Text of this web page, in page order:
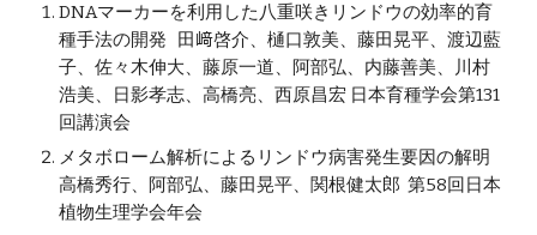
DNAマーカーを利用した八重咲きリンドウの効率的育
種手法の開発 田﨑啓介、樋口敦美、藤田晃平、渡辺藍
子、佐々木伸大、藤原一道、阿部弘、内藤善美、川村
浩美、日影孝志、高橋亮、西原昌宏 日本育種学会第131
回講演会
メタボローム解析によるリンドウ病害発生要因の解明
高橋秀行、阿部弘、藤田晃平、関根健太郎 第58回日本
植物生理学会年会